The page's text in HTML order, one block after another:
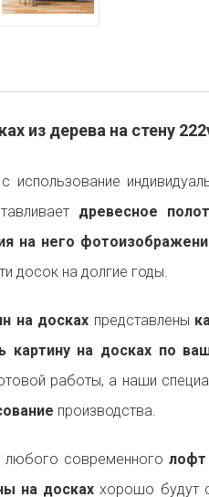
из дерева на стену
использование
древесное
на него
досок на долгие годы.
на досках представлены
картину на досках по
работы, а наши
производства.
любого современного лофт
на досках хорошо будут